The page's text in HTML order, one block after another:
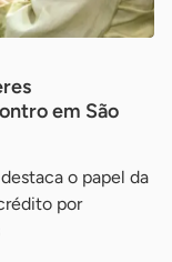
em São
o papel da
por